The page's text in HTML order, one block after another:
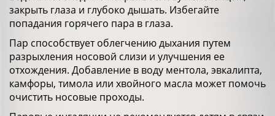
закрыть глаза и глубоко дышать. Избегайте
попадания горячего пара в глаза.
Пар способствует облегчению дыхания путем
разрыхления носовой слизи и улучшения ее
отхождения. Добавление в воду ментола, эвкалипта,
камфоры, тимола или хвойного масла может помочь
очистить носовые проходы.